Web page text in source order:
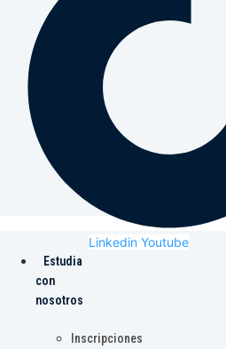
Linkedin Youtube
Estudia
con
nosotros
Inscripciones